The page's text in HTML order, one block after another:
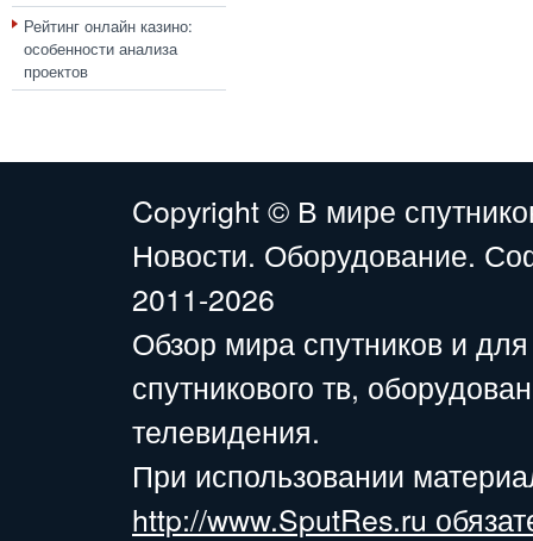
Рейтинг онлайн казино:
особенности анализа
проектов
Copyright © В мире
Новости. Оборудование.
2011-2026
Обзор мира спутников и
спутникового тв,
телевидения.
При использовании
http://www.SputRes.ru